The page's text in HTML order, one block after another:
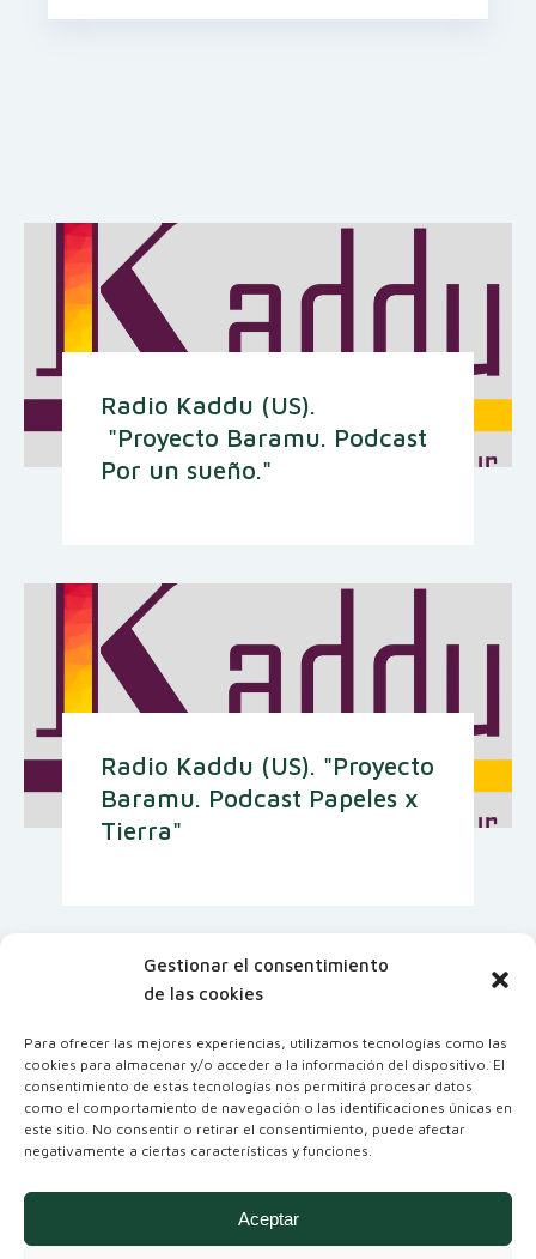
Gestionar el consentimiento
de las cookies
Para ofrecer las mejores experiencias, utilizamos tecnologías como las
cookies para almacenar y/o acceder a la información del dispositivo. El
consentimiento de estas tecnologías nos permitirá procesar datos
como el comportamiento de navegación o las identificaciones únicas en
este sitio. No consentir o retirar el consentimiento, puede afectar
negativamente a ciertas características y funciones.
Aceptar
Radio Kaddu (US).
"Proyecto Baramu. Podcast
Por un sueño."
Radio Kaddu (US). "Proyecto
Baramu. Podcast Papeles x
Tierra"
Coordinadora Andaluza de Organizaciones